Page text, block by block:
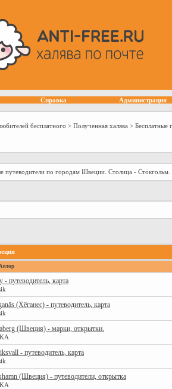
Справка Администрация
бесплатного > Полученная халява > Бесплатные
путеводители по городам Швеции. Столица - Стокгольм.
- путеводитель, карта
(Хёганес) - путеводитель, карта
(Швеция) - марки, открытки.
- путеводитель, карта
(Швеция) - путеводители, открытка